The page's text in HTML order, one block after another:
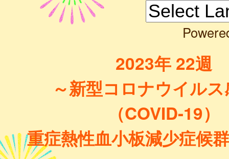
2023年 22週
～新型コロナウイル
（COVID-19）
重症熱性血小板減少症候